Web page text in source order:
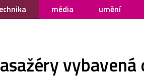
média umění
vybavená